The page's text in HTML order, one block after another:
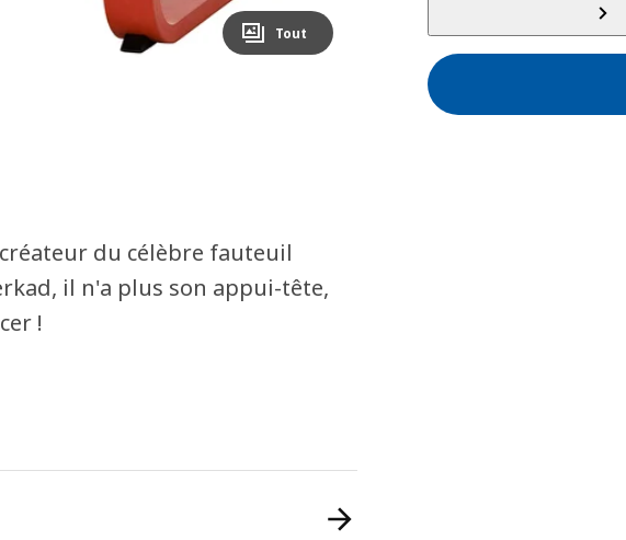
Tout
du célèbre fauteuil
il n'a plus son appui-tête,
!